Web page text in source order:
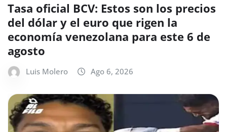
Tasa oficial BCV: Estos son los precios
del dólar y el euro que rigen la
economía venezolana para este 6 de
agosto
Luis Molero Ago 6, 2026